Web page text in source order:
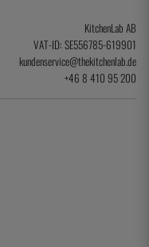
KitchenLab AB
VAT-ID: SE556785-619901
kundenservice@thekitchenlab.de
+46 8 410 95 200